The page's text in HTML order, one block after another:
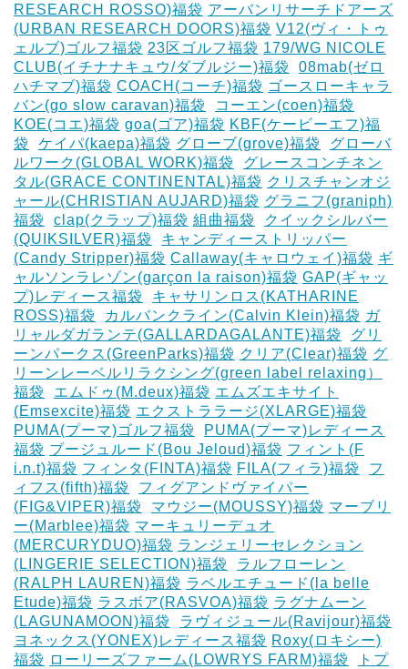
RESEARCH ROSSO)福袋 アーバンリサーチドアーズ
(URBAN RESEARCH DOORS)福袋 V12(ヴィ・トゥ
ェルブ)ゴルフ福袋 23区ゴルフ福袋 179/WG NICOLE
CLUB(イチナナキュウ/ダブルジー)福袋
08mab(ゼロ
ハチマブ)福袋 COACH(コーチ)福袋 ゴースローキャラ
バン(go slow caravan)福袋
コーエン(coen)福袋
KOE(コエ)福袋 goa(ゴア)福袋 KBF(ケービーエフ)福
袋
ケイパ(kaepa)福袋 グローブ(grove)福袋
グローバ
ルワーク(GLOBAL WORK)福袋
グレースコンチネン
タル(GRACE CONTINENTAL)福袋 クリスチャンオジ
ャール(CHRISTIAN AUJARD)福袋 グラニフ(graniph)
福袋
clap(クラップ)福袋 組曲福袋
クイックシルバー
(QUIKSILVER)福袋
キャンディーストリッパー
(Candy Stripper)福袋 Callaway(キャロウェイ)福袋 ギ
ャルソンラレゾン(garçon la raison)福袋 GAP(ギャッ
プ)レディース福袋
キャサリンロス(KATHARINE
ROSS)福袋
カルバンクライン(Calvin Klein)福袋 ガ
リャルダガランテ(GALLARDAGALANTE)福袋
グリ
ーンパークス(GreenParks)福袋 クリア(Clear)福袋 グ
リーンレーベルリラクシング(green label relaxing）
福袋
エムドゥ(M.deux)福袋 エムズエキサイト
(Emsexcite)福袋 エクストララージ(XLARGE)福袋
PUMA(プーマ)ゴルフ福袋
PUMA(プーマ)レディース
福袋 ブージュルード(Bou Jeloud)福袋 フィント(F
i.n.t)福袋 フィンタ(FINTA)福袋 ‎FILA(フィラ)福袋
フ
ィフス(fifth)福袋
フィグアンドヴァイパー
(FIG&VIPER)福袋
マウジー(MOUSSY)福袋 マーブリ
ー(Marblee)福袋 マーキュリーデュオ
(MERCURYDUO)福袋 ランジェリーセレクション
(LINGERIE SELECTION)福袋
ラルフローレン
(RALPH LAUREN)福袋 ラベルエチュード(la belle
Etude)福袋 ラスボア(RASVOA)福袋 ラグナムーン
(LAGUNAMOON)福袋
ラヴィジュール(Ravijour)福袋
ヨネックス(YONEX)レディース福袋 Roxy(ロキシー)
福袋 ローリーズファーム(LOWRYS FARM)福袋
トプ